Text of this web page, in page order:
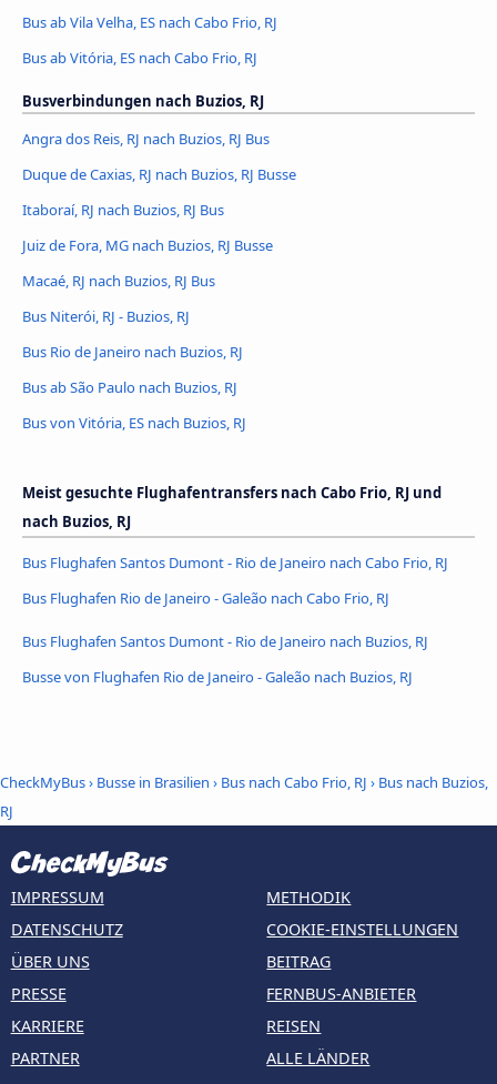
Bus ab Vila Velha, ES nach Cabo Frio, RJ
Bus ab Vitória, ES nach Cabo Frio, RJ
Busverbindungen nach Buzios, RJ
Angra dos Reis, RJ nach Buzios, RJ Bus
Duque de Caxias, RJ nach Buzios, RJ Busse
Itaboraí, RJ nach Buzios, RJ Bus
Juiz de Fora, MG nach Buzios, RJ Busse
Macaé, RJ nach Buzios, RJ Bus
Bus Niterói, RJ - Buzios, RJ
Bus Rio de Janeiro nach Buzios, RJ
Bus ab São Paulo nach Buzios, RJ
Bus von Vitória, ES nach Buzios, RJ
Meist gesuchte Flughafentransfers nach Cabo Frio, RJ und
nach Buzios, RJ
Bus Flughafen Santos Dumont - Rio de Janeiro nach Cabo Frio, RJ
Bus Flughafen Rio de Janeiro - Galeão nach Cabo Frio, RJ
Bus Flughafen Santos Dumont - Rio de Janeiro nach Buzios, RJ
Busse von Flughafen Rio de Janeiro - Galeão nach Buzios, RJ
CheckMyBus› Busse in Brasilien › Bus nach Cabo Frio, RJ › Bus nach Buzios,
RJ
IMPRESSUM
DATENSCHUTZ
ÜBER UNS
PRESSE
KARRIERE
PARTNER
METHODIK
COOKIE-EINSTELLUNGEN
BEITRAG
FERNBUS-ANBIETER
REISEN
ALLE LÄNDER